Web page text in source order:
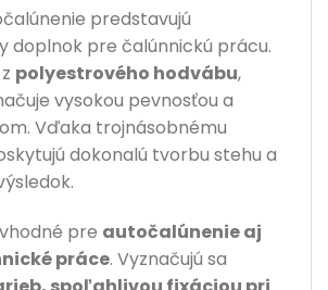
predstavujú
doplnok pre čalúnnickú prácu.
polyestrového hodvábu,
vysokou pevnosťou a
Vďaka trojnásobnému
dokonalú tvorbu stehu a
pre autočalúnenie aj
práce. Vyznačujú sa